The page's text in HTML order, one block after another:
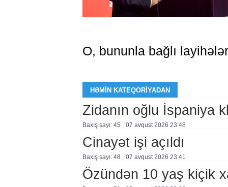
O, bununla bağlı
HƏMIN KATEQORIYADAN
Zidanın oğlu İspaniya
Baxış sayı: 45 07 avqust 2026 23:48
Cinayət işi açıldı
Baxış sayı: 48 07 avqust 2026 23:41
Özündən 10 yaş kiçik